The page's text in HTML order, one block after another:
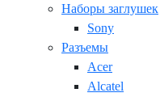
Наборы заглушек
Sony
Разъемы
Acer
Alcatel